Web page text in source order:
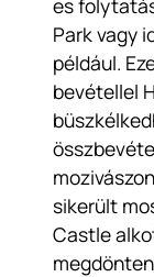
Parkvagy
például.
bevétellel
sikerült
Castle